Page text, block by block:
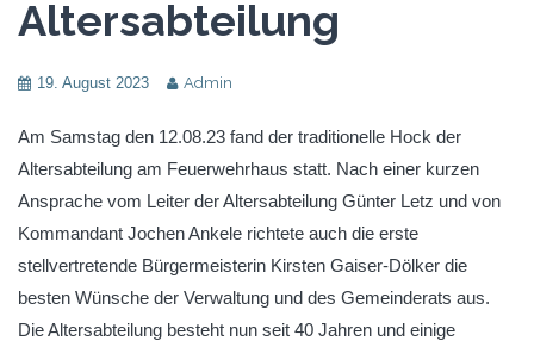
Altersabteilung
19. August 2023 Admin
Am Samstag den 12.08.23 fand der traditionelle Hock der
Altersabteilung am Feuerwehrhaus statt. Nach einer kurzen
Ansprache vom Leiter der Altersabteilung Günter Letz und von
Kommandant Jochen Ankele richtete auch die erste
stellvertretende Bürgermeisterin Kirsten Gaiser-Dölker die
besten Wünsche der Verwaltung und des Gemeinderats aus.
Die Altersabteilung besteht nun seit 40 Jahren und einige